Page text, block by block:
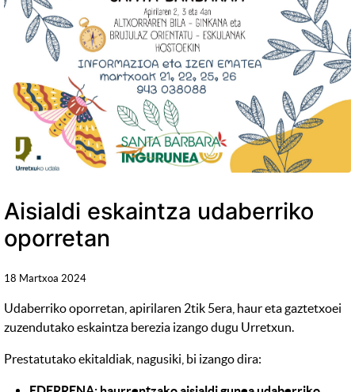
Aisialdi eskaintza udaberriko
oporretan
18 Martxoa 2024
Udaberriko oporretan, apirilaren 2tik 5era, haur eta gaztetxoei
zuzendutako eskaintza berezia izango dugu Urretxun.
Prestatutako ekitaldiak, nagusiki, bi izango dira: